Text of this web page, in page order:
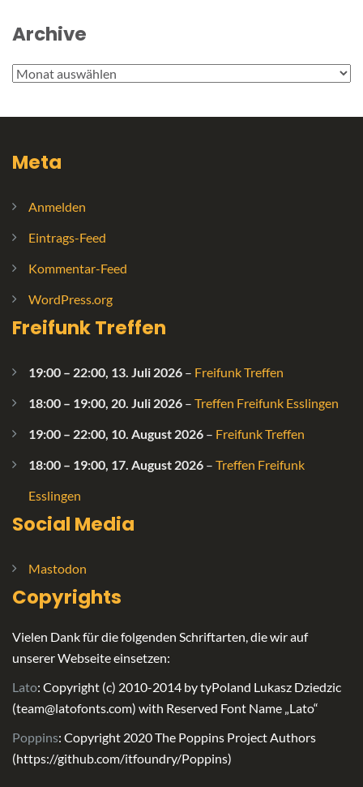
Archive
Archive
Meta
Anmelden
Eintrags-Feed
Kommentar-Feed
WordPress.org
Freifunk Treffen
19:00 – 22:00, 13. Juli 2026 – Freifunk Treffen
18:00 – 19:00, 20. Juli 2026 – Treffen Freifunk Esslingen
19:00 – 22:00, 10. August 2026 – Freifunk Treffen
18:00 – 19:00, 17. August 2026 – Treffen Freifunk
Esslingen
Social Media
Mastodon
Copyrights
Vielen Dank für die folgenden Schriftarten, die wir auf
unserer Webseite einsetzen:
Lato: Copyright (c) 2010-2014 by tyPoland Lukasz Dziedzic
(team@latofonts.com) with Reserved Font Name „Lato“
Poppins: Copyright 2020 The Poppins Project Authors
(https://github.com/itfoundry/Poppins)